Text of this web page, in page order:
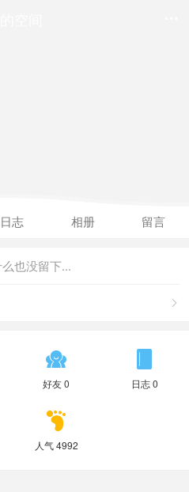
日志 相册 留言
也没留下...


好友 0

日志 0

人气 4992